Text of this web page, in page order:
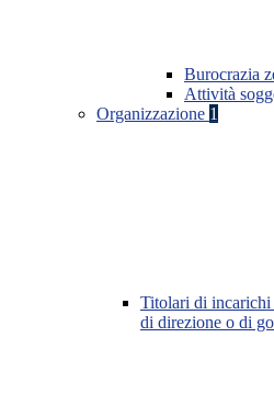
Burocrazia
Attività
Organizzazione 1
Titolari di
di direzione o di